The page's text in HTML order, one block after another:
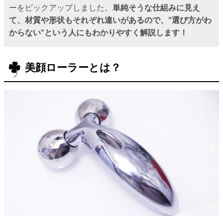
ーをピックアップしました。単純そうな仕組みに見え
て、材質や形状もそれぞれ違いがあるので、“選び方がわ
からない”という人にもわかりやすく解説します！
美顔ローラーとは？